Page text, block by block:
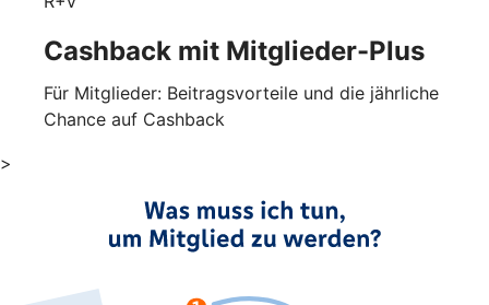
Cashback mit Mitglieder-Plus
Für Mitglieder: Beitragsvorteile und die jährliche
Chance auf Cashback
>